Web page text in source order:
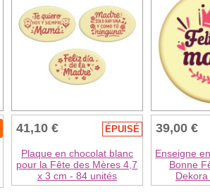
41,10 € ÉPUISÉ
Plaque en chocolat blanc
pour la Fête des Mères 4,7
x 3 cm - 84 unités
39,00 €
Enseigne
Bonne